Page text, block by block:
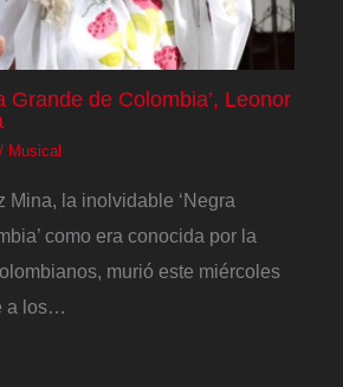
Grande de Colombia’, Leonor
/ Musical
Mina, la inolvidable ‘Negra
como era conocida por la
murió este miércoles
a los…